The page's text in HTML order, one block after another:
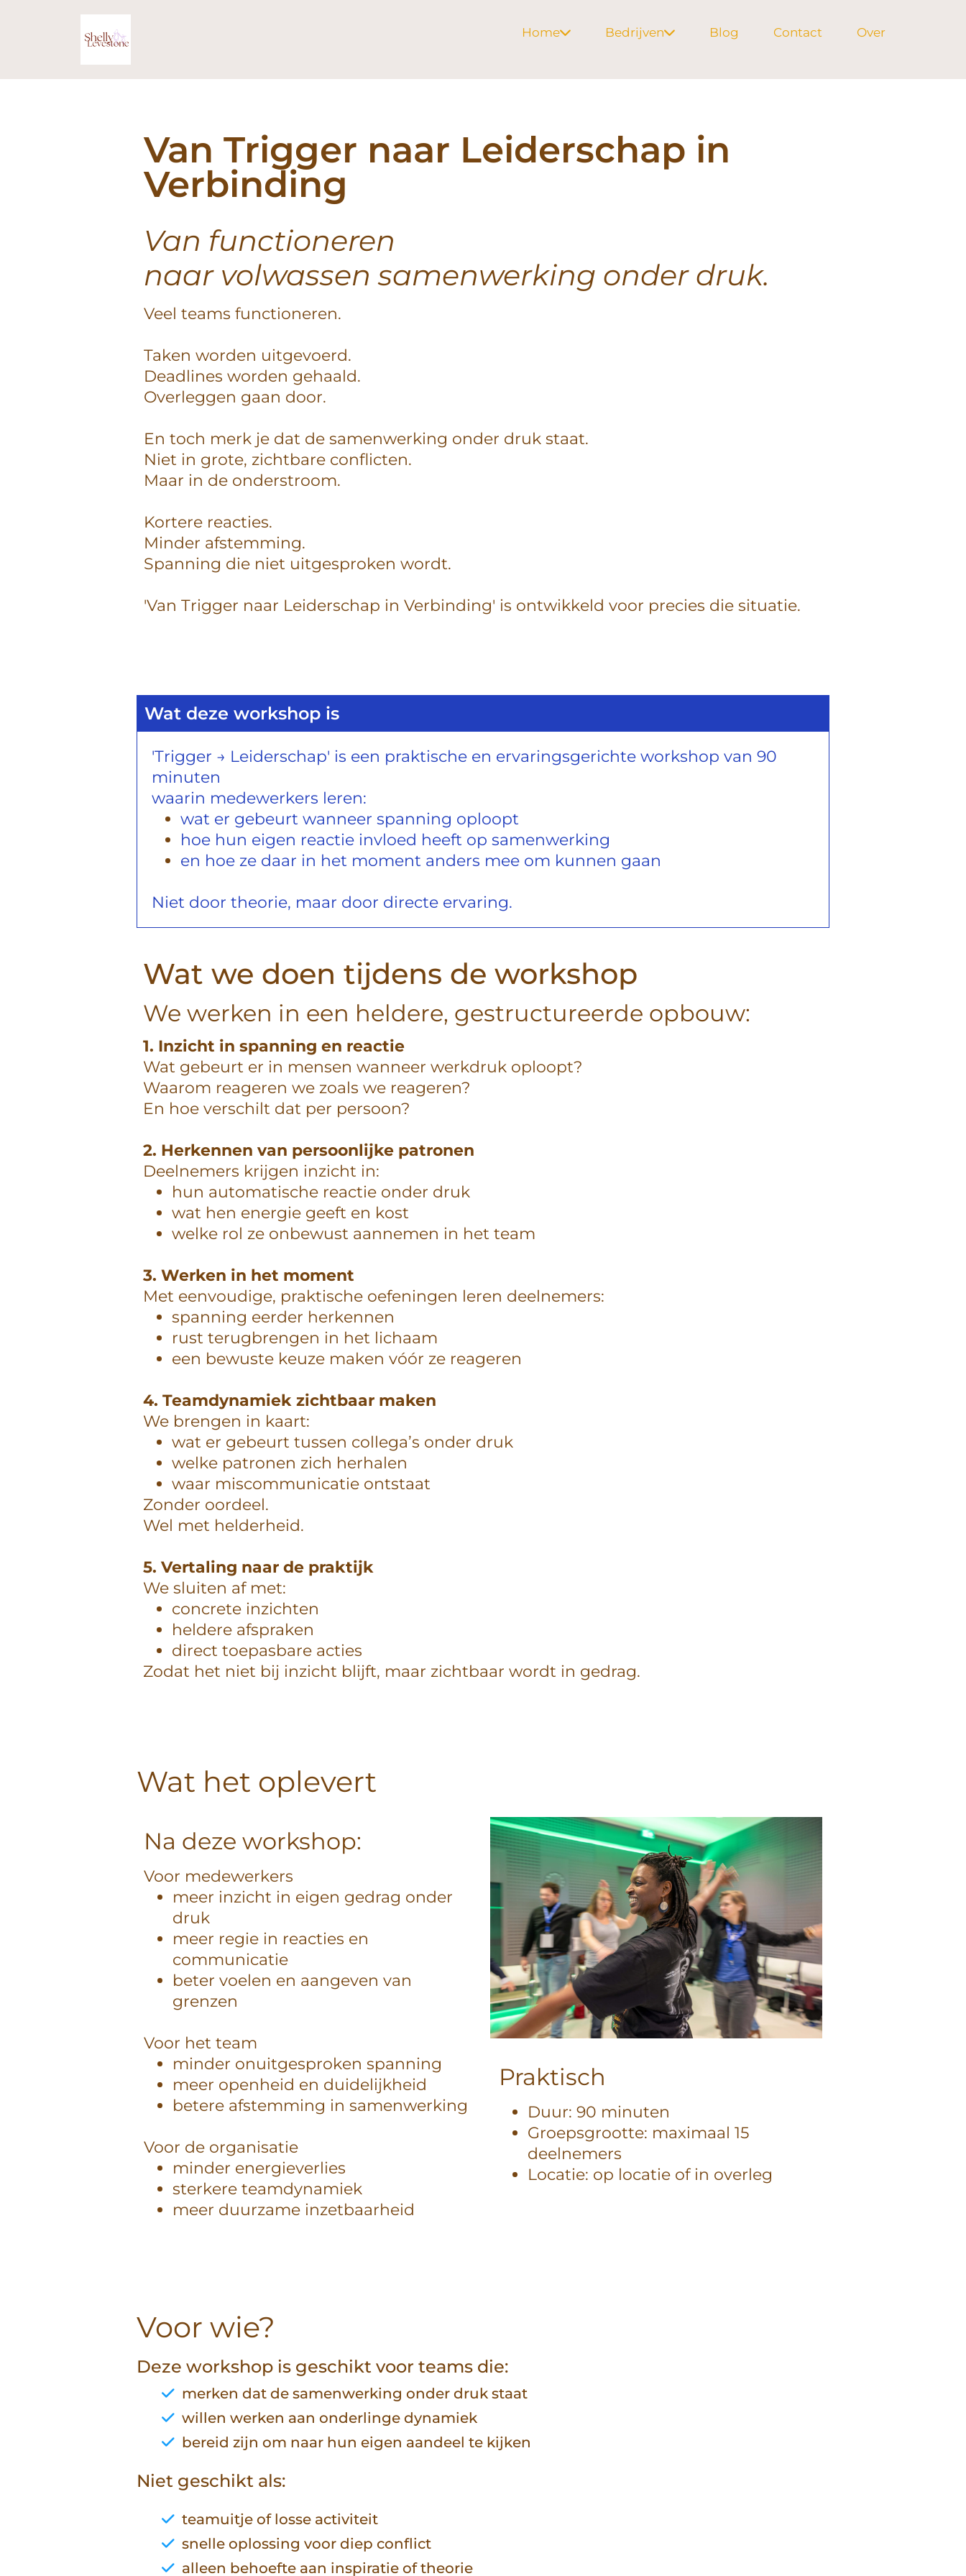
Home Bedrijven Blog Contact Over
Van Trigger naar Leiderschap in
Verbinding
Van functioneren
naar volwassen samenwerking onder druk.
Veel teams functioneren.
Taken worden uitgevoerd.
Deadlines worden gehaald.
Overleggen gaan door.
En toch merk je dat de samenwerking onder druk staat.
Niet in grote, zichtbare conflicten.
Maar in de onderstroom.
Kortere reacties.
Minder afstemming.
Spanning die niet uitgesproken wordt.
'Van Trigger naar Leiderschap in Verbinding' is ontwikkeld voor precies die situatie.
Wat deze workshop is
'Trigger → Leiderschap' is een praktische en ervaringsgerichte workshop van 90
minuten
waarin medewerkers leren:
wat er gebeurt wanneer spanning oploopt
hoe hun eigen reactie invloed heeft op samenwerking
en hoe ze daar in het moment anders mee om kunnen gaan
Niet door theorie, maar door directe ervaring.
Wat we doen tijdens de workshop
We werken in een heldere, gestructureerde opbouw:
1. Inzicht in spanning en reactie
Wat gebeurt er in mensen wanneer werkdruk oploopt?
Waarom reageren we zoals we reageren?
En hoe verschilt dat per persoon?
2. Herkennen van persoonlijke patronen
Deelnemers krijgen inzicht in:
hun automatische reactie onder druk
wat hen energie geeft en kost
welke rol ze onbewust aannemen in het team
3. Werken in het moment
Met eenvoudige, praktische oefeningen leren deelnemers:
spanning eerder herkennen
rust terugbrengen in het lichaam
een bewuste keuze maken vóór ze reageren
4. Teamdynamiek zichtbaar maken
We brengen in kaart:
wat er gebeurt tussen collega’s onder druk
welke patronen zich herhalen
waar miscommunicatie ontstaat
Zonder oordeel.
Wel met helderheid.
5. Vertaling naar de praktijk
We sluiten af met:
concrete inzichten
heldere afspraken
direct toepasbare acties
Zodat het niet bij inzicht blijft, maar zichtbaar wordt in gedrag.
Wat het oplevert
Na deze workshop:
Voor medewerkers
meer inzicht in eigen gedrag onder
druk
meer regie in reacties en
communicatie
beter voelen en aangeven van
grenzen
Voor het team
minder onuitgesproken spanning
meer openheid en duidelijkheid
betere afstemming in samenwerking
Voor de organisatie
minder energieverlies
sterkere teamdynamiek
meer duurzame inzetbaarheid
Praktisch
Duur: 90 minuten
Groepsgrootte: maximaal 15
deelnemers
Locatie: op locatie of in overleg
Voor wie?
Deze workshop is geschikt voor teams die:
merken dat de samenwerking onder druk staat
willen werken aan onderlinge dynamiek
bereid zijn om naar hun eigen aandeel te kijken
Niet geschikt als:
teamuitje of losse activiteit
snelle oplossing voor diep conflict
alleen behoefte aan inspiratie of theorie